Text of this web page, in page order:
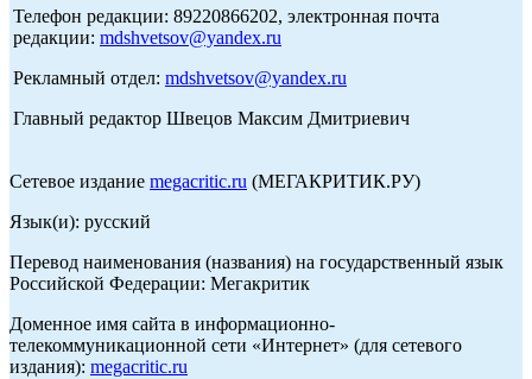
Телефон редакции: 89220866202, электронная почта
редакции: mdshvetsov@yandex.ru
Рекламный отдел: mdshvetsov@yandex.ru
Главный редактор Швецов Максим Дмитриевич
Сетевое издание megacritic.ru (МЕГАКРИТИК.РУ)
Язык(и): русский
Перевод наименования (названия) на государственный язык
Российской Федерации: Мегакритик
Доменное имя сайта в информационно-
телекоммуникационной сети «Интернет» (для сетевого
издания): megacritic.ru